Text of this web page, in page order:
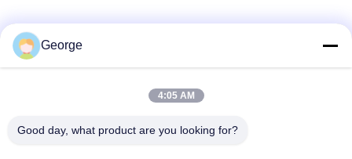
George
4:05 AM
Good day, what product are you looking for?